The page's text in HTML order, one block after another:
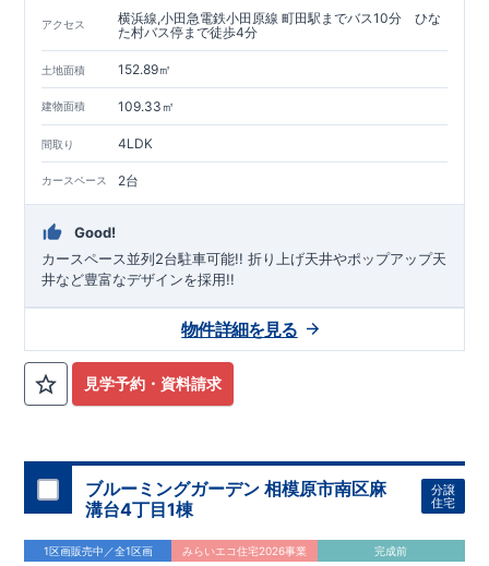
アクセス
横浜線,小田急電鉄小田原線 町田駅までバス10分 ひな
た村バス停まで徒歩4分
土地面積 152.89㎡
建物面積 109.33㎡
間取り 4LDK
カースペース 2台
Good!
カースペース並列2台駐車可能!! ​折り上げ天井やポップアップ天
井など豊富なデザインを採用!!
見学予約・資料請求
物件詳細を見る
ブルーミングガーデン 相模原市南区麻
溝台4丁目1棟
分譲
住宅
1区画販売中／全1区画 みらいエコ住宅2026事業 完成前